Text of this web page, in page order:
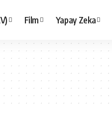
Film Yapay Zeka